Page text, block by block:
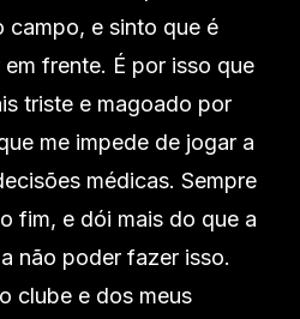
campo, e sinto que é
frente. É por isso que
triste e magoado por
me impede de jogar a
médicas. Sempre
fim, e dói mais do que a
não poder fazer isso.
clube e dos meus